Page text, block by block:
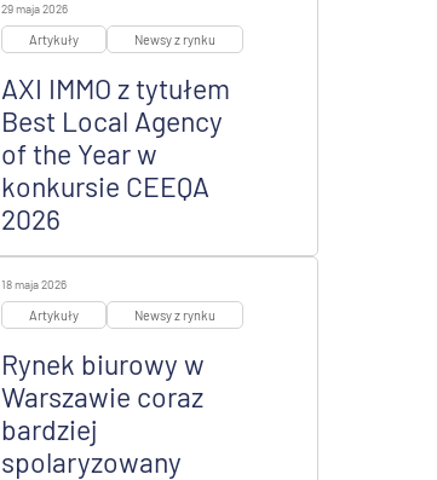
29 maja 2026
Artykuły Newsy z rynku
AXI IMMO z tytułem
Best Local Agency
of the Year w
konkursie CEEQA
2026
18 maja 2026
Artykuły Newsy z rynku
Rynek biurowy w
Warszawie coraz
bardziej
spolaryzowany